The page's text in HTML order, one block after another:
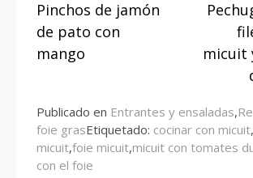
leyendo
Pinchos de jamón
de pato con
mango
micuit
Publicado en Entrantes y ensaladas,
foie grasEtiquetado: cocinar con micuit,
micuit,foie micuit,micuit con tomates
con el foie